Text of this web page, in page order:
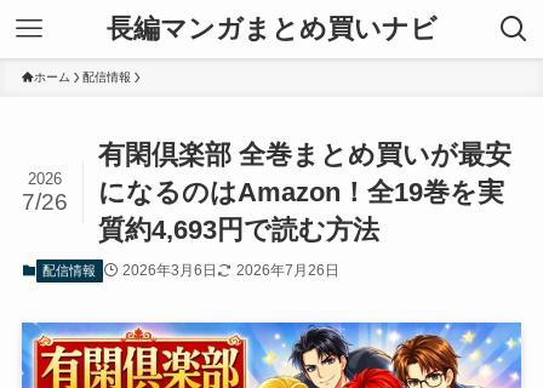
長編マンガまとめ買いナビ
ホーム 配信情報
有閑倶楽部 全巻まとめ買いが最安
になるのはAmazon！全19巻を実
質約4,693円で読む方法
2026
7/26
配信情報 2026年3月6日 2026年7月26日